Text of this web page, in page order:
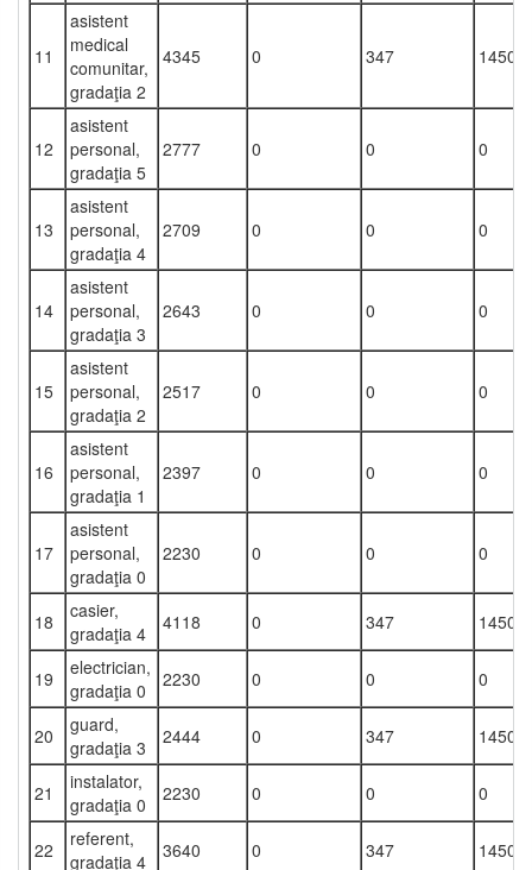
11
asistent
medical
comunitar,
gradaţia 2
4345 0 347 1450
12
asistent
personal,
gradaţia 5
2777 0 0 0
13
asistent
personal,
gradaţia 4
2709 0 0 0
14
asistent
personal,
gradaţia 3
2643 0 0 0
15
asistent
personal,
gradaţia 2
2517 0 0 0
16
asistent
personal,
gradaţia 1
2397 0 0 0
17
asistent
personal,
gradaţia 0
2230 0 0 0
18
casier,
gradaţia 4
4118 0 347 1450
19
electrician,
gradaţia 0
2230 0 0 0
20
guard,
gradaţia 3
2444 0 347 1450
21
instalator,
gradaţia 0
2230 0 0 0
22
referent,
gradaţia 4
3640 0 347 1450